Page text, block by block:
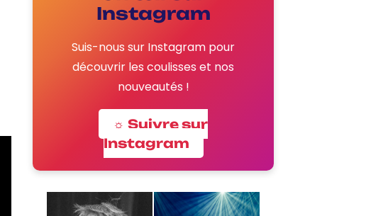
Instagram
Suis-nous sur Instagram pour
découvrir les coulisses et nos
nouveautés !
☼ Suivre sur
Instagram